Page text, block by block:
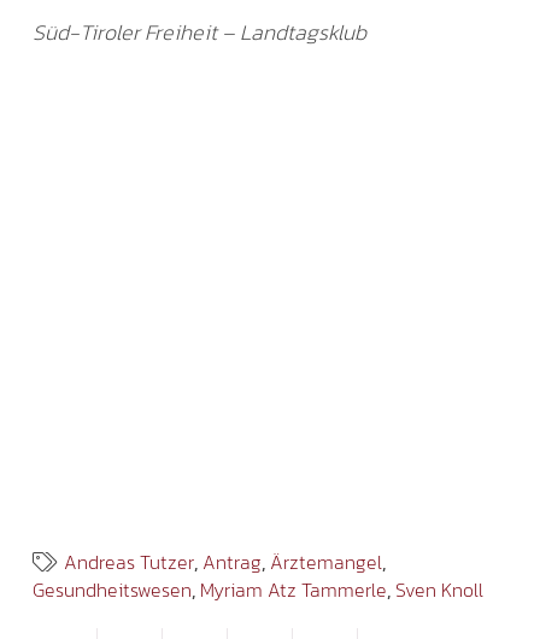
Süd-Tiroler Freiheit – Landtagsklub
Andreas Tutzer, Antrag, Ärztemangel,
Gesundheitswesen, Myriam Atz Tammerle, Sven Knoll